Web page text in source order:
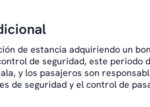
de estancia adquiriendo un
de seguridad, este periodo
y los pasajeros son
de seguridad y el control de